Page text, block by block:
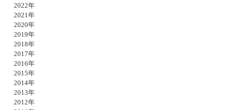
2022年
2021年
2020年
2019年
2018年
2017年
2016年
2015年
2014年
2013年
2012年